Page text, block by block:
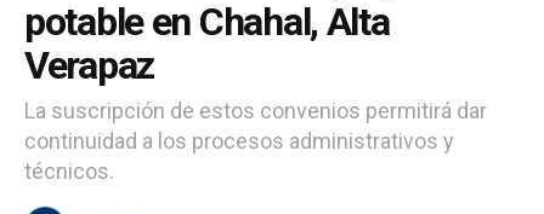
potable en Chahal, Alta
Verapaz
La suscripción de estos convenios permitirá dar
continuidad a los procesos administrativos y
técnicos.